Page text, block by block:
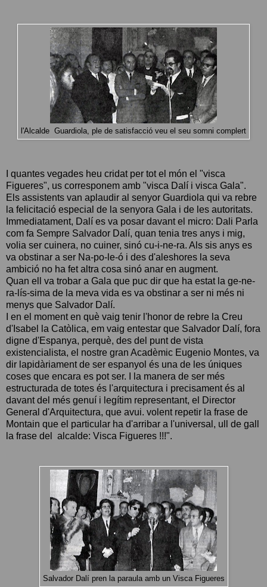
l'Alcalde Guardiola, ple de satisfacció veu el seu somni complert
I quantes vegades heu cridat per tot el món el "visca
Figueres", us corresponem amb "visca Dalí i visca Gala".
Els assistents van aplaudir al senyor Guardiola qui va rebre
la felicitació especial de la senyora Gala i de les autoritats.
Immediatament, Dalí es va posar davant el micro: Dali Parla
com fa Sempre Salvador Dalí, quan tenia tres anys i mig,
volia ser cuinera, no cuiner, sinó cu-i-ne-ra. Als sis anys es
va obstinar a ser Na-po-le-ó i des d'aleshores la seva
ambició no ha fet altra cosa sinó anar en augment.
Quan ell va trobar a Gala que puc dir que ha estat la ge-ne-
ra-lís-sima de la meva vida es va obstinar a ser ni més ni
menys que Salvador Dalí.
I en el moment en què vaig tenir l'honor de rebre la Creu
d'Isabel la Catòlica, em vaig entestar que Salvador Dalí, fora
digne d'Espanya, perquè, des del punt de vista
existencialista, el nostre gran Acadèmic Eugenio Montes, va
dir lapidàriament de ser espanyol és una de les úniques
coses que encara es pot ser. I la manera de ser més
estructurada de totes és l'arquitectura i precisament és al
davant del més genuí i legítim representant, el Director
General d'Arquitectura, que avui. volent repetir la frase de
Montain que el particular ha d'arribar a l'universal, ull de gall
la frase del alcalde: Visca Figueres !!!".
Salvador Dalí pren la paraula amb un Visca Figueres